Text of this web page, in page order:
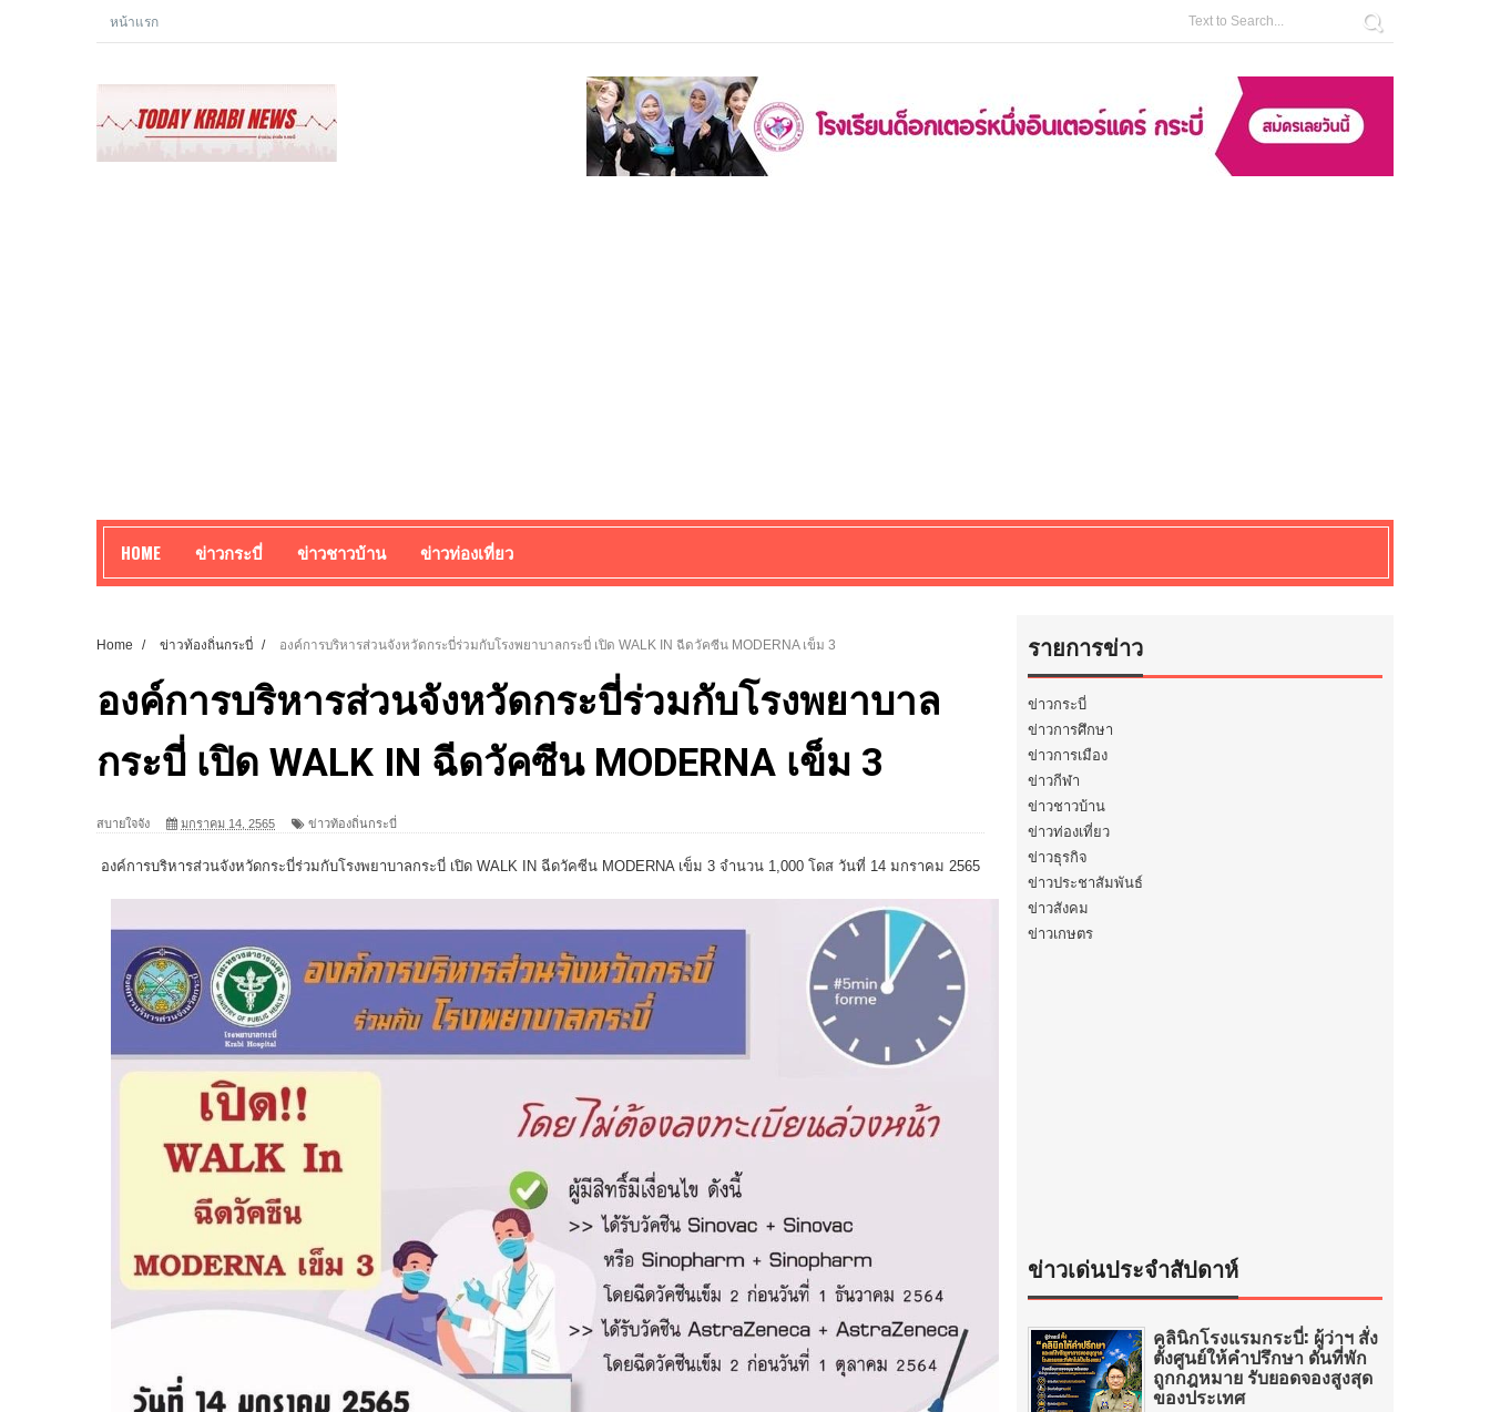
หน้าแรก
HOME ข่าวกระบี่ ข่าวชาวบ้าน ข่าวท่องเที่ยว
Home / ข่าวท้องถิ่นกระบี่ / องค์การบริหารส่วนจังหวัดกระบี่ร่วมกับโรงพยาบาลกระบี่ เปิด WALK IN ฉีดวัคซีน MODERNA เข็ม 3
องค์การบริหารส่วนจังหวัดกระบี่ร่วมกับโรงพยาบาล
กระบี่ เปิด WALK IN ฉีดวัคซีน MODERNA เข็ม 3
สบายใจจัง มกราคม 14, 2565 ข่าวท้องถิ่นกระบี่
องค์การบริหารส่วนจังหวัดกระบี่ร่วมกับโรงพยาบาลกระบี่ เปิด WALK IN ฉีดวัคซีน MODERNA เข็ม 3 จำนวน 1,000 โดส วันที่ 14 มกราคม 2565
รายการข่าว
ข่าวกระบี่
ข่าวการศึกษา
ข่าวการเมือง
ข่าวกีฬา
ข่าวชาวบ้าน
ข่าวท่องเที่ยว
ข่าวธุรกิจ
ข่าวประชาสัมพันธ์
ข่าวสังคม
ข่าวเกษตร
ข่าวเด่นประจำสัปดาห์
คลินิกโรงแรมกระบี่: ผู้ว่าฯ สั่ง
ตั้งศูนย์ให้คำปรึกษา ดันที่พัก
ถูกกฎหมาย รับยอดจองสูงสุด
ของประเทศ